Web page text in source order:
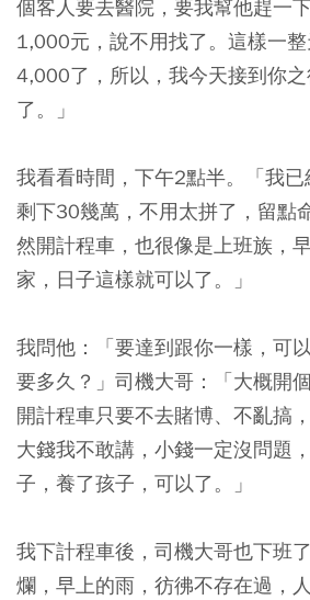
個客人要去醫院，要我幫他趕一
1,000元，說不用找了。這樣一
4,000了，所以，我今天接到你
了。」
我看看時間，下午2點半。「我
剩下30幾萬，不用太拼了，留點
然開計程車，也很像是上班族，
家，日子這樣就可以了。」
我問他：「要達到跟你一樣，可
要多久？」司機大哥：「大概開
開計程車只要不去賭博、不亂搞
大錢我不敢講，小錢一定沒問題
子，養了孩子，可以了。」
我下計程車後，司機大哥也下班
爛，早上的雨，彷彿不存在過，